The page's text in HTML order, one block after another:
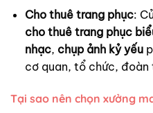
Cho thuê trang phục:
cho thuê trang phục
nhạc, chụp ảnh kỷ yếu
cơ quan, tổ chức, đoàn
Tại sao nên chọn xưởng